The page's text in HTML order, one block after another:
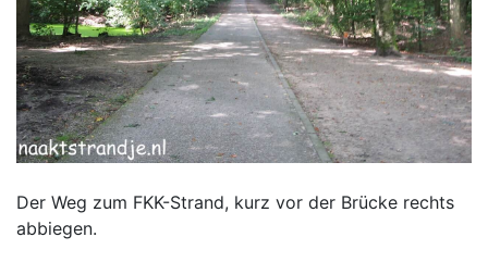
Der Weg zum FKK-Strand, kurz vor der Brücke rechts
abbiegen.